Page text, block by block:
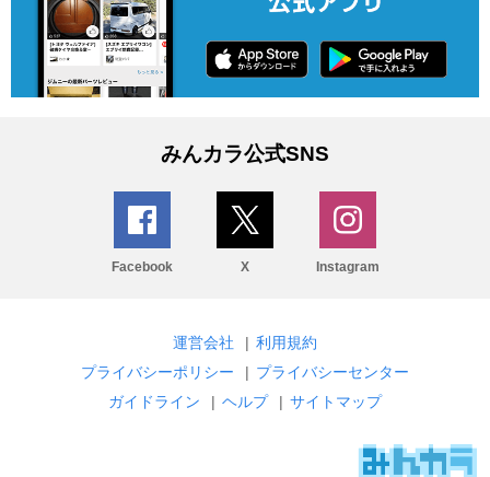
みんカラ公式SNS
Facebook X Instagram
運営会社 | 利用規約
プライバシーポリシー
| プライバシーセンター
ガイドライン
| ヘルプ | サイトマップ